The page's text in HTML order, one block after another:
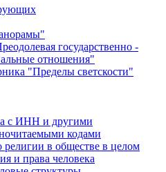
государственно -
отношения"
"Пределы светскости"
с ИНН и другими
кодами
религии в обществе в целом
и права человека